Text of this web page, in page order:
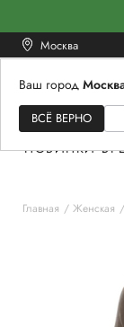
Москва
Ваш город
ВСЁ ВЕРНО
ЖЕНСКОЕ
НОВИНКИ
Главная Женская